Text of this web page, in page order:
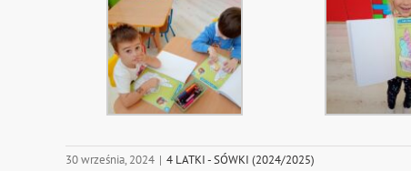
30 września, 2024 | 4 LATKI - SÓWKI (2024/2025)